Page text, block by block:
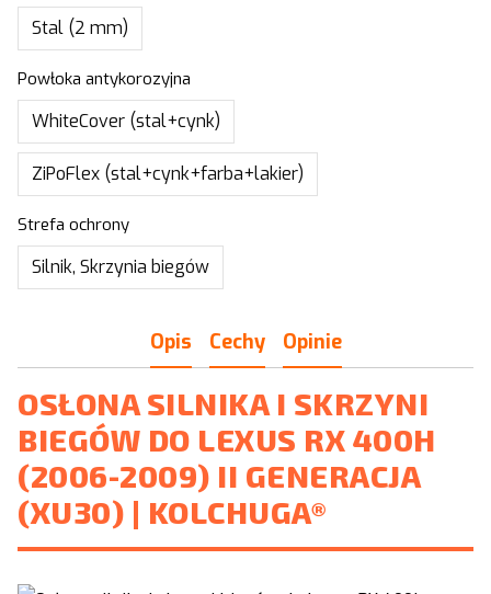
Stal (2 mm)
Powłoka antykorozyjna
WhiteCover (stal+cynk)
ZiPoFlex (stal+cynk+farba+lakier)
Strefa ochrony
Silnik, Skrzynia biegów
Opis Cechy Opinie
OSŁONA SILNIKA I SKRZYNI
BIEGÓW DO LEXUS RX 400H
(2006-2009) II GENERACJA
(XU30) | KOLCHUGA®